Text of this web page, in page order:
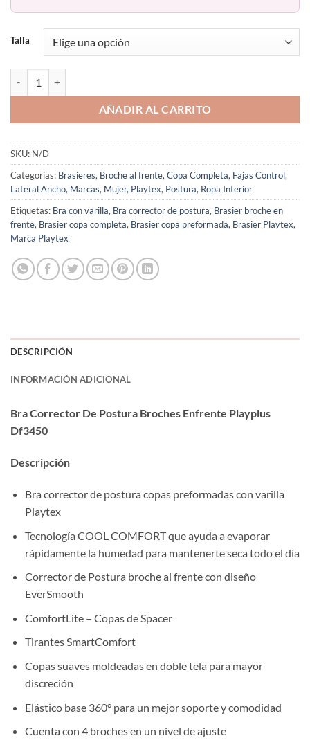
Talla
AÑADIR AL CARRITO
SKU: N/D
Categorías: Brasieres, Broche al frente,Copa Completa, Fajas Control,
Lateral Ancho, Marcas, Mujer, Playtex, Postura, Ropa Interior
Etiquetas: Bra con varilla, Bra corrector de postura, Brasier broche en
frente, Brasier copa completa, Brasier copa preformada, Brasier Playtex,
Marca Playtex
DESCRIPCIÓN
INFORMACIÓN ADICIONAL
Bra Corrector De Postura Broches Enfrente Playplus
Df3450
Descripción
Bra corrector de postura copas preformadas con varilla
Playtex
Tecnología COOL COMFORT que ayuda a evaporar
rápidamente la humedad para mantenerte seca todo el día
Corrector de Postura broche al frente con diseño
EverSmooth
ComfortLite – Copas de Spacer
Tirantes SmartComfort
Copas suaves moldeadas en doble tela para mayor
discreción
Elástico base 360° para un mejor soporte y comodidad
Cuenta con 4 broches en un nivel de ajuste